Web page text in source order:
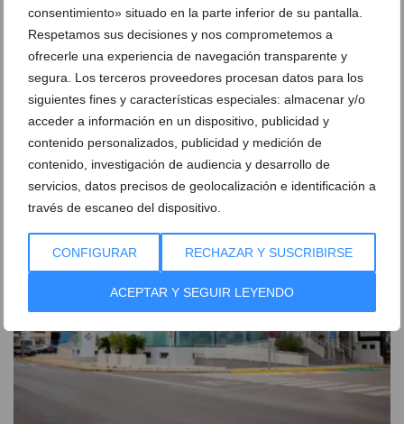
consentimiento» situado en la parte inferior de su pantalla.
Respetamos sus decisiones y nos comprometemos a
ofrecerle una experiencia de navegación transparente y
segura. Los terceros proveedores procesan datos para los
siguientes fines y características especiales: almacenar y/o
acceder a información en un dispositivo, publicidad y
contenido personalizados, publicidad y medición de
contenido, investigación de audiencia y desarrollo de
servicios, datos precisos de geolocalización e identificación a
través de escaneo del dispositivo.
CONFIGURAR RECHAZAR Y SUSCRIBIRSE
ACEPTAR Y SEGUIR LEYENDO
El Dr. Miguel Peris, nuevo Director Médico del
Hospital HCB Dénia
05 de diciembre de 2024